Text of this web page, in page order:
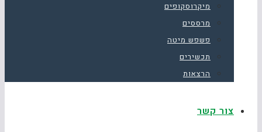
מיקרוסקופים
מרססים
פשפש מיטה
תכשירים
הרצאות
צור קשר